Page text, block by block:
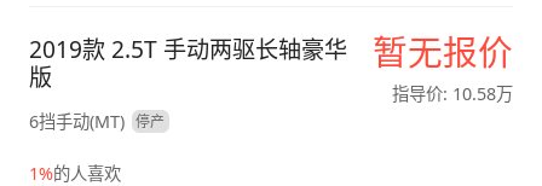
暂无报价
指导价: 10.58万
2019款 2.5T 手动两驱长轴豪华
版
6挡手动(MT) 停产
1%的人喜欢